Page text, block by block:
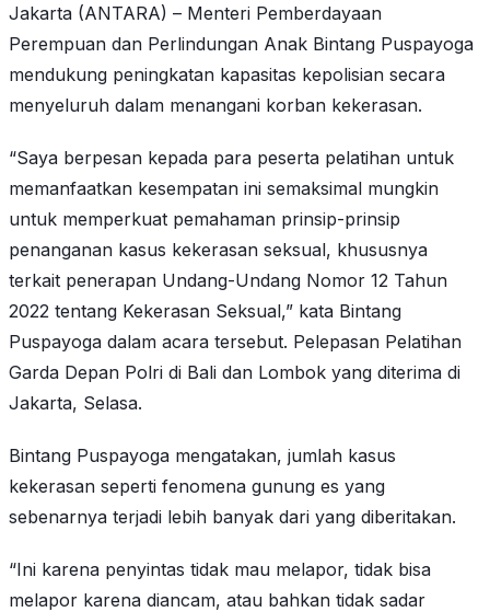
Jakarta (ANTARA) – Menteri Pemberdayaan
Perempuan dan Perlindungan Anak Bintang Puspayoga
mendukung peningkatan kapasitas kepolisian secara
menyeluruh dalam menangani korban kekerasan.
“Saya berpesan kepada para peserta pelatihan untuk
memanfaatkan kesempatan ini semaksimal mungkin
untuk memperkuat pemahaman prinsip-prinsip
penanganan kasus kekerasan seksual, khususnya
terkait penerapan Undang-Undang Nomor 12 Tahun
2022 tentang Kekerasan Seksual,” kata Bintang
Puspayoga dalam acara tersebut. Pelepasan Pelatihan
Garda Depan Polri di Bali dan Lombok yang diterima di
Jakarta, Selasa.
Bintang Puspayoga mengatakan, jumlah kasus
kekerasan seperti fenomena gunung es yang
sebenarnya terjadi lebih banyak dari yang diberitakan.
“Ini karena penyintas tidak mau melapor, tidak bisa
melapor karena diancam, atau bahkan tidak sadar